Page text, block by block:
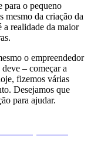
para o pequeno
mesmo da criação da
a realidade da maior
o empreendedor
– começar a
fizemos várias
Desejamos que
para ajudar.